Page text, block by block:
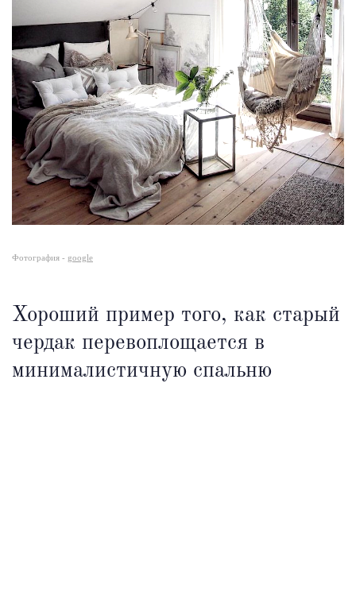
Фотография - google
Хороший пример того, как старый
чердак перевоплощается в
минималистичную спальню